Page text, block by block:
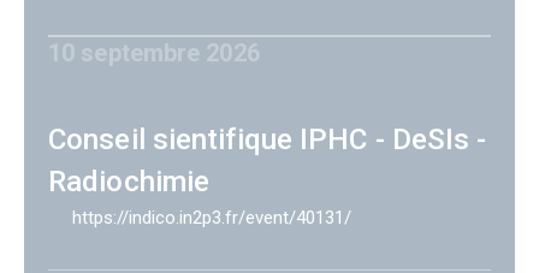
10 septembre 2026
Conseil sientifique IPHC - DeSIs -
Radiochimie
https://indico.in2p3.fr/event/40131/